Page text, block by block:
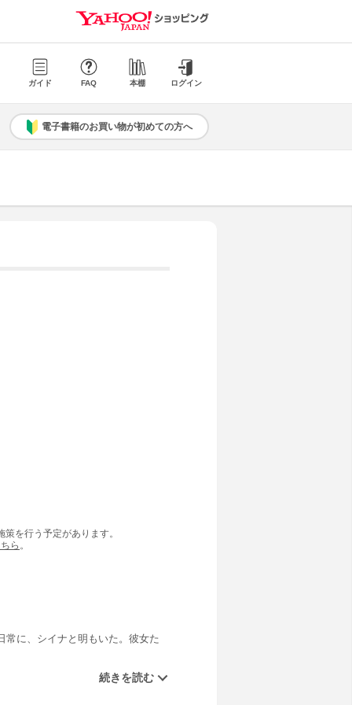
ガイド FAQ 本棚 ログイン
電子書籍のお買い物が初めての方へ
を行う予定があります。
ら 。
常に、シイナと明もいた。彼女た